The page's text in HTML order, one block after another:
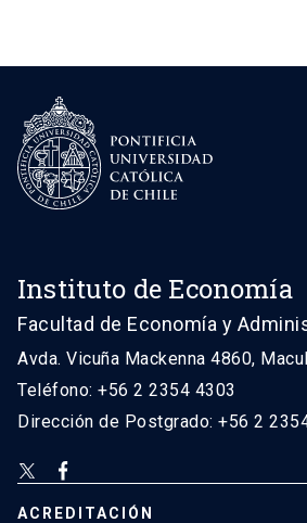
Instituto de Economía
Facultad de Economía y
Avda. Vicuña Mackenna 4860,
Teléfono: +56 2 2354 4303
Dirección de Postgrado: +56 2
ACREDITACIÓN